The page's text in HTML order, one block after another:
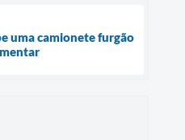
uma camionete furgão